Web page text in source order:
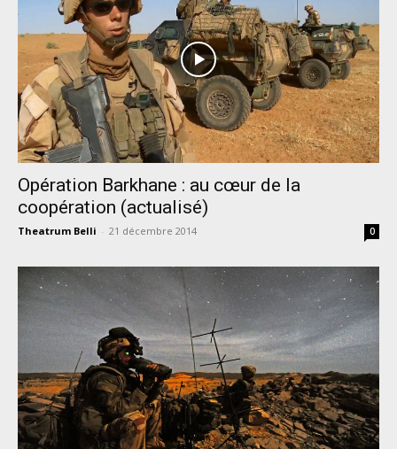
Opération Barkhane : au cœur de la
coopération (actualisé)
Theatrum Belli - 21 décembre 2014 0